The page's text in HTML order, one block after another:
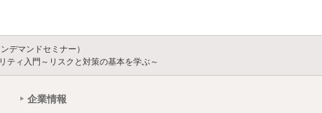
デマンドセミナー）
ィ入門～リスクと対策の基本を学ぶ～
企業情報